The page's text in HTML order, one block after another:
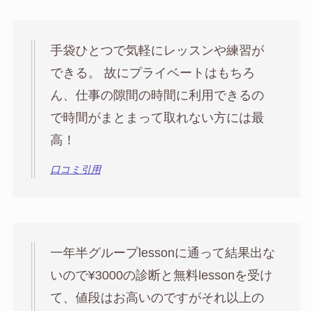
手袋ひとつで気軽にレッスンや練習が
できる。 故にプライベートはもちろ
ん、仕事の隙間の時間に利用できるの
で時間がまとまって取れない方には最
高！
口コミ引用
一年半グループlessonに通って結果出な
いので¥3000の診断と無料lessonを受け
て、値段はお高いのですがそれ以上の